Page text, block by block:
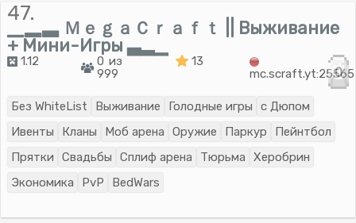
47.
▁▂▃ ＭｅｇａＣｒａｆｔ || Выживание
+ Мини-Игры ▃▂▁
1.12
0 из
999
13
mc.scraft.yt:25565
0
Без WhiteList Выживание Голодные игры
с Дюпом
Ивенты
Кланы Моб арена Оружие Паркур
Пейнтбол
Прятки
Свадьбы Сплиф арена Тюрьма
Херобрин
Экономика
PvP BedWars